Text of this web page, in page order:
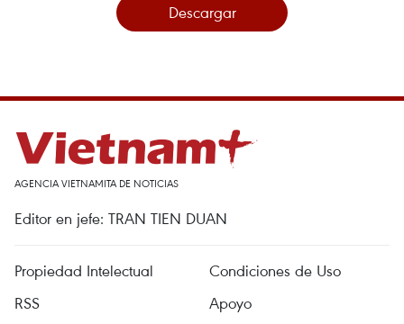
Descargar
AGENCIA VIETNAMITA DE NOTICIAS
Editor en jefe: TRAN TIEN DUAN
Propiedad Intelectual
Condiciones de Uso
RSS
Apoyo